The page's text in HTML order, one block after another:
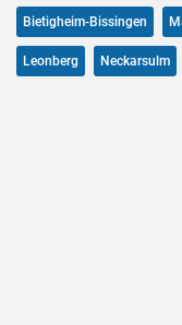
Bietigheim-Bissingen
Leonberg Neckarsulm